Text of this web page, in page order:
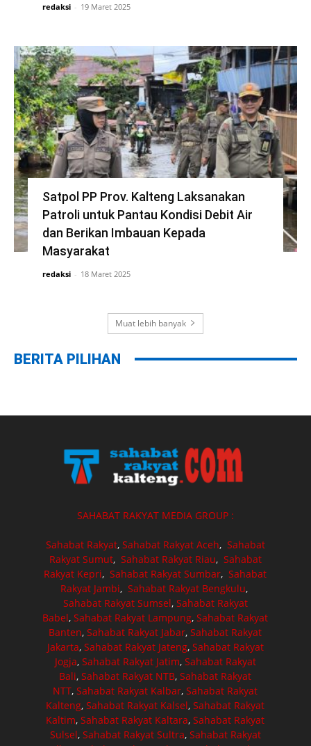
redaksi - 19 Maret 2025
Satpol PP Prov. Kalteng Laksanakan
Patroli untuk Pantau Kondisi Debit Air
dan Berikan Imbauan Kepada
Masyarakat
redaksi - 18 Maret 2025
Muat lebih banyak
BERITA PILIHAN
SAHABAT RAKYAT MEDIA GROUP :
Sahabat Rakyat, Sahabat Rakyat Aceh, Sahabat
Rakyat Sumut, Sahabat Rakyat Riau, Sahabat
Rakyat Kepri,Sahabat Rakyat Sumbar,Sahabat
Rakyat Jambi, Sahabat Rakyat Bengkulu,
Sahabat Rakyat Sumsel, Sahabat Rakyat
Babel,Sahabat Rakyat Lampung,Sahabat Rakyat
Banten,Sahabat Rakyat Jabar,Sahabat Rakyat
Jakarta, Sahabat Rakyat Jateng, Sahabat Rakyat
Jogja, Sahabat Rakyat Jatim, Sahabat Rakyat
Bali,Sahabat Rakyat NTB,Sahabat Rakyat
NTT,Sahabat Rakyat Kalbar,Sahabat Rakyat
Kalteng,Sahabat Rakyat Kalsel,Sahabat Rakyat
Kaltim,Sahabat Rakyat Kaltara,Sahabat Rakyat
Sulsel, Sahabat Rakyat Sultra, Sahabat Rakyat